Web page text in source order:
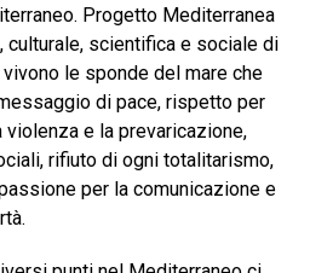
Progetto Mediterranea
culturale, scientifica e sociale di
le sponde del mare che
di pace, rispetto per
violenza e la prevaricazione,
rifiuto di ogni totalitarismo,
per la comunicazione e